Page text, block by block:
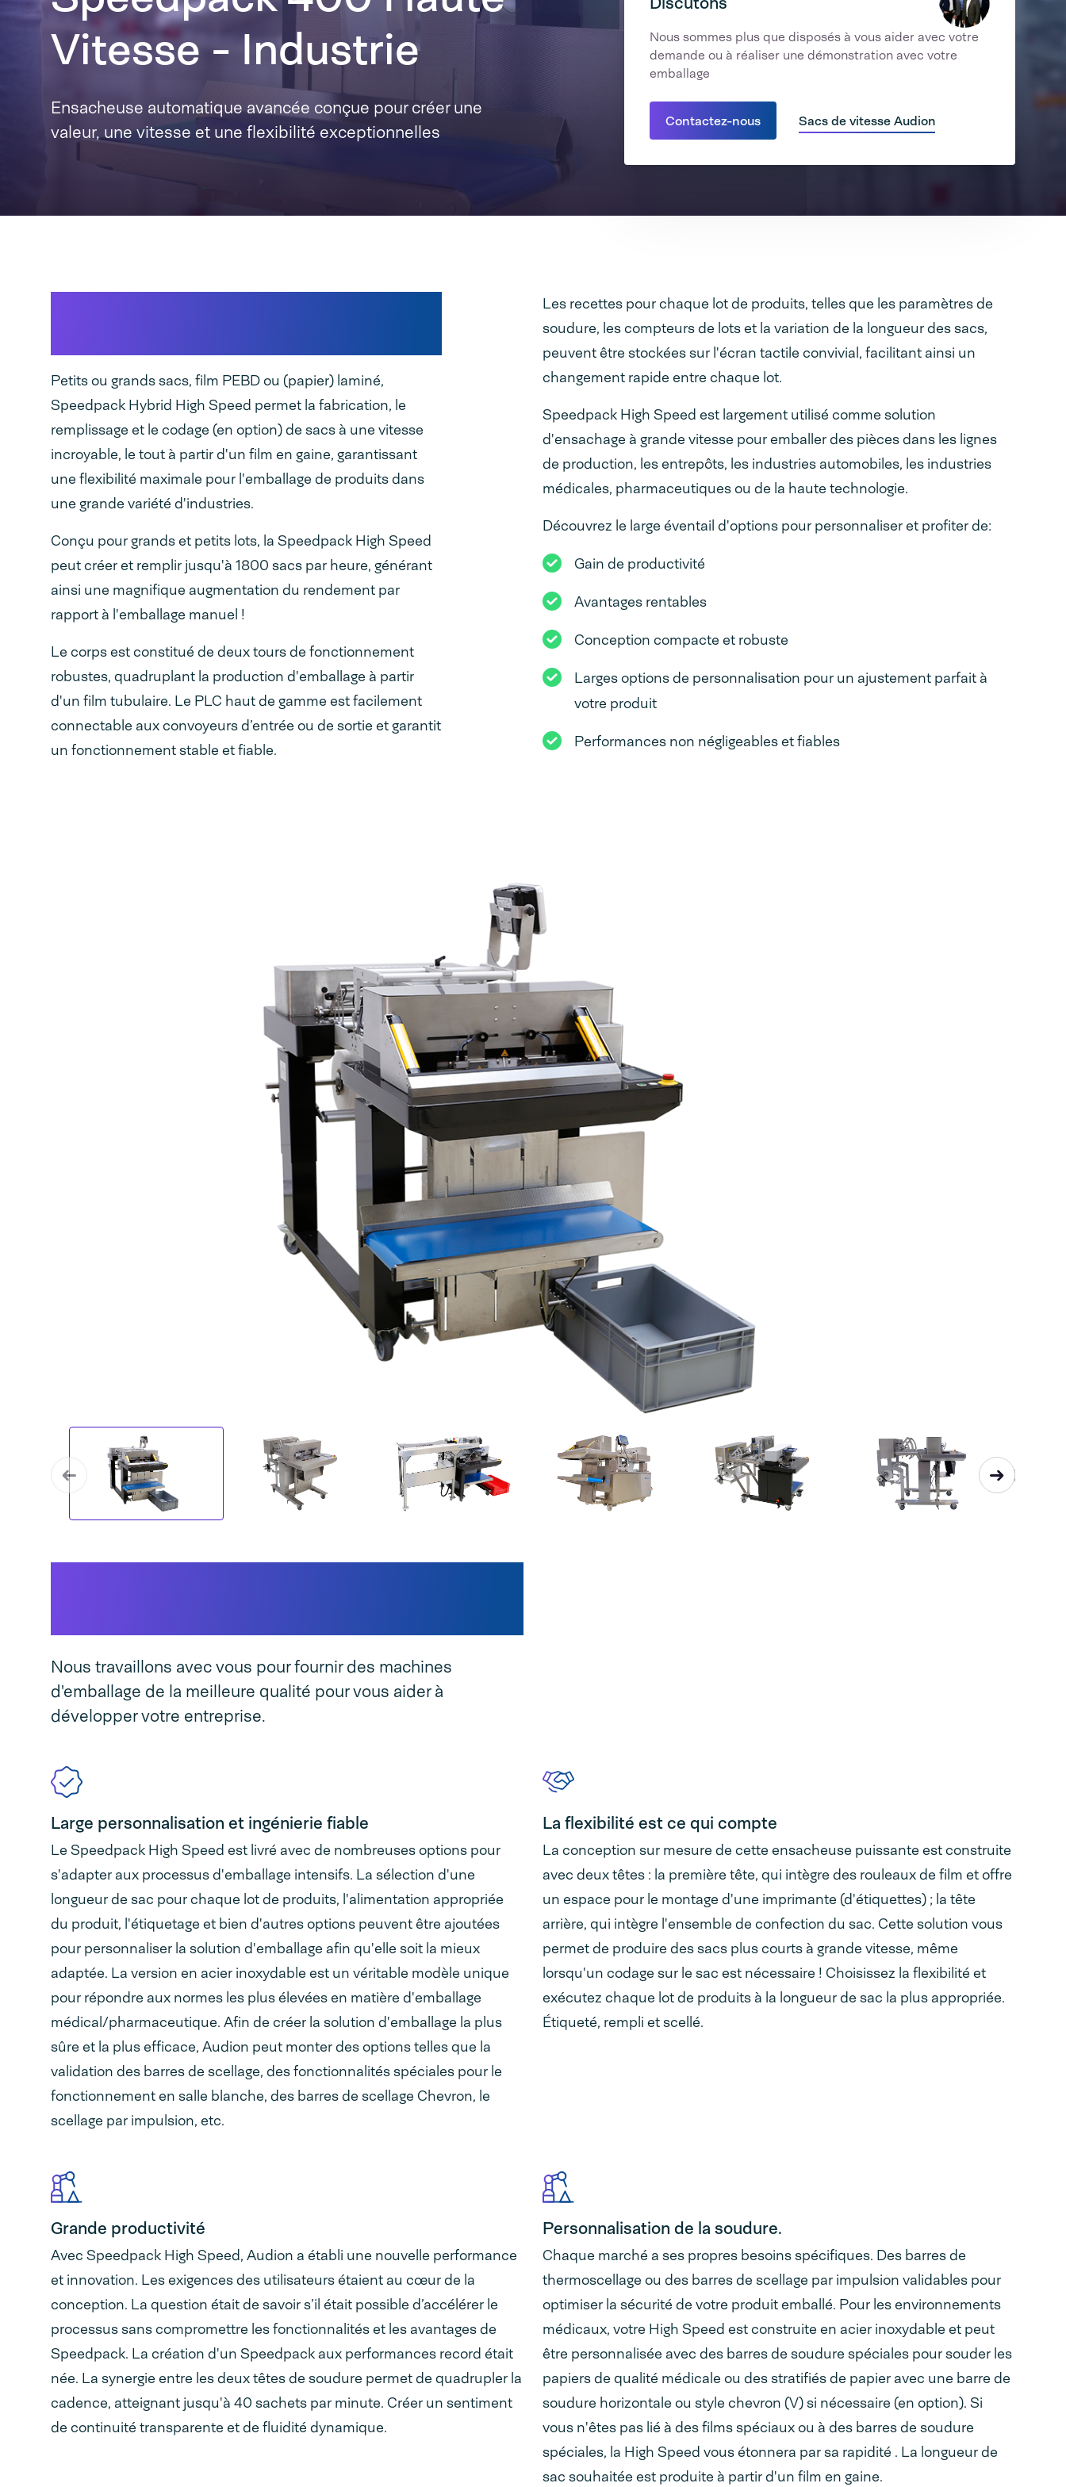
Vitesse - Industrie
Ensacheuse automatique avancée conçue pour créer une
valeur, une vitesse et une flexibilité exceptionnelles
Nous sommes plus que disposés à vous aider avec votre
demande ou à réaliser une démonstration avec votre
emballage
Contactez-nous Sacs de vitesse Audion
Petits ou grands sacs, film PEBD ou (papier) laminé,
Speedpack Hybrid High Speed permet la fabrication, le
remplissage et le codage (en option) de sacs à une vitesse
incroyable, le tout à partir d'un film en gaine, garantissant
une flexibilité maximale pour l'emballage de produits dans
une grande variété d'industries.
Conçu pour grands et petits lots, la Speedpack High Speed
peut créer et remplir jusqu'à 1800 sacs par heure, générant
ainsi une magnifique augmentation du rendement par
rapport à l'emballage manuel !
Le corps est constitué de deux tours de fonctionnement
robustes, quadruplant la production d'emballage à partir
d'un film tubulaire. Le PLC haut de gamme est facilement
connectable aux convoyeurs d’entrée ou de sortie et garantit
un fonctionnement stable et fiable.
Les recettes pour chaque lot de produits, telles que les paramètres de
soudure, les compteurs de lots et la variation de la longueur des sacs,
peuvent être stockées sur l'écran tactile convivial, facilitant ainsi un
changement rapide entre chaque lot.
Speedpack High Speed est largement utilisé comme solution
d'ensachage à grande vitesse pour emballer des pièces dans les lignes
de production, les entrepôts, les industries automobiles, les industries
médicales, pharmaceutiques ou de la haute technologie.
Découvrez le large éventail d'options pour personnaliser et profiter de:
Gain de productivité
Avantages rentables
Conception compacte et robuste
Larges options de personnalisation pour un ajustement parfait à
votre produit
Performances non négligeables et fiables
Nous travaillons avec vous pour fournir des machines
d'emballage de la meilleure qualité pour vous aider à
développer votre entreprise.
Large personnalisation et ingénierie fiable
Le Speedpack High Speed est livré avec de nombreuses options pour
s'adapter aux processus d'emballage intensifs. La sélection d'une
longueur de sac pour chaque lot de produits, l'alimentation appropriée
du produit, l'étiquetage et bien d'autres options peuvent être ajoutées
pour personnaliser la solution d'emballage afin qu'elle soit la mieux
adaptée. La version en acier inoxydable est un véritable modèle unique
pour répondre aux normes les plus élevées en matière d'emballage
médical/pharmaceutique. Afin de créer la solution d'emballage la plus
sûre et la plus efficace, Audion peut monter des options telles que la
validation des barres de scellage, des fonctionnalités spéciales pour le
fonctionnement en salle blanche, des barres de scellage Chevron, le
scellage par impulsion, etc.
La flexibilité est ce qui compte
La conception sur mesure de cette ensacheuse puissante est construite
avec deux têtes : la première tête, qui intègre des rouleaux de film et offre
un espace pour le montage d'une imprimante (d'étiquettes) ; la tête
arrière, qui intègre l'ensemble de confection du sac. Cette solution vous
permet de produire des sacs plus courts à grande vitesse, même
lorsqu'un codage sur le sac est nécessaire ! Choisissez la flexibilité et
exécutez chaque lot de produits à la longueur de sac la plus appropriée.
Étiqueté, rempli et scellé.
Grande productivité
Avec Speedpack High Speed, Audion a établi une nouvelle performance
et innovation. Les exigences des utilisateurs étaient au cœur de la
conception. La question était de savoir s’il était possible d’accélérer le
processus sans compromettre les fonctionnalités et les avantages de
Speedpack. La création d'un Speedpack aux performances record était
née. La synergie entre les deux têtes de soudure permet de quadrupler la
cadence, atteignant jusqu'à 40 sachets par minute. Créer un sentiment
de continuité transparente et de fluidité dynamique.
Personnalisation de la soudure.
Chaque marché a ses propres besoins spécifiques. Des barres de
thermoscellage ou des barres de scellage par impulsion validables pour
optimiser la sécurité de votre produit emballé. Pour les environnements
médicaux, votre High Speed est construite en acier inoxydable et peut
être personnalisée avec des barres de soudure spéciales pour souder les
papiers de qualité médicale ou des stratifiés de papier avec une barre de
soudure horizontale ou style chevron (V) si nécessaire (en option). Si
vous n'êtes pas lié à des films spéciaux ou à des barres de soudure
spéciales, la High Speed vous étonnera par sa rapidité . La longueur de
sac souhaitée est produite à partir d'un film en gaine.